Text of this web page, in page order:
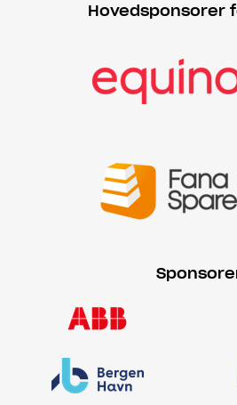
Hovedsponsorer